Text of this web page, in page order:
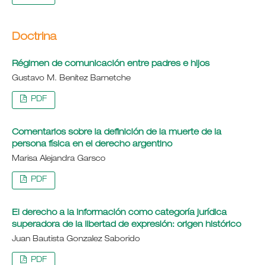
Doctrina
Régimen de comunicación entre padres e hijos
Gustavo M. Benítez Barnetche
PDF
Comentarios sobre la definición de la muerte de la
persona física en el derecho argentino
Marisa Alejandra Garsco
PDF
El derecho a la información como categoría jurídica
superadora de la libertad de expresión: origen histórico
Juan Bautista Gonzalez Saborido
PDF